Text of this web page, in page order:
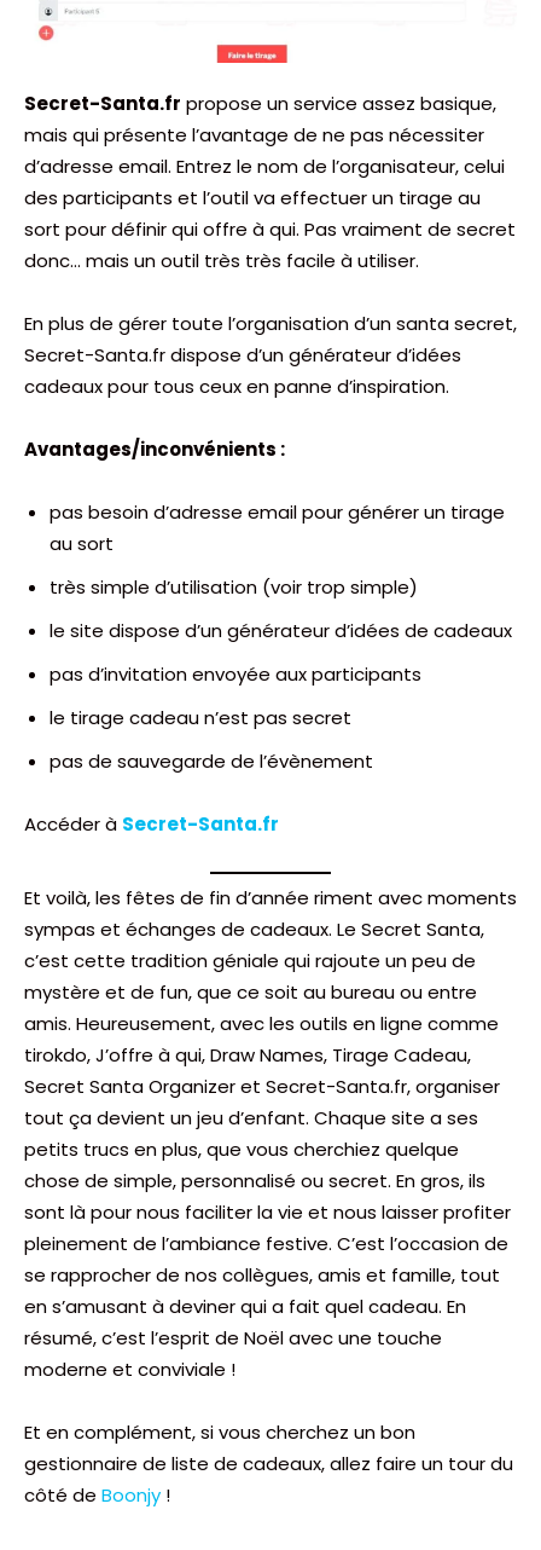
Secret-Santa.fr propose un service assez basique,
mais qui présente l’avantage de ne pas nécessiter
d’adresse email. Entrez le nom de l’organisateur, celui
des participants et l’outil va effectuer un tirage au
sort pour définir qui offre à qui. Pas vraiment de secret
donc… mais un outil très très facile à utiliser.
En plus de gérer toute l’organisation d’un santa secret,
Secret-Santa.fr dispose d’un générateur d’idées
cadeaux pour tous ceux en panne d’inspiration.
Avantages/inconvénients :
pas besoin d’adresse email pour générer un tirage
au sort
très simple d’utilisation (voir trop simple)
le site dispose d’un générateur d’idées de cadeaux
pas d’invitation envoyée aux participants
le tirage cadeau n’est pas secret
pas de sauvegarde de l’évènement
Accéder à Secret-Santa.fr
Et voilà, les fêtes de fin d’année riment avec moments
sympas et échanges de cadeaux. Le Secret Santa,
c’est cette tradition géniale qui rajoute un peu de
mystère et de fun, que ce soit au bureau ou entre
amis. Heureusement, avec les outils en ligne comme
tirokdo, J’offre à qui, Draw Names, Tirage Cadeau,
Secret Santa Organizer et Secret-Santa.fr, organiser
tout ça devient un jeu d’enfant. Chaque site a ses
petits trucs en plus, que vous cherchiez quelque
chose de simple, personnalisé ou secret. En gros, ils
sont là pour nous faciliter la vie et nous laisser profiter
pleinement de l’ambiance festive. C’est l’occasion de
se rapprocher de nos collègues, amis et famille, tout
en s’amusant à deviner qui a fait quel cadeau. En
résumé, c’est l’esprit de Noël avec une touche
moderne et conviviale !
Et en complément, si vous cherchez un bon
gestionnaire de liste de cadeaux, allez faire un tour du
côté de Boonjy !